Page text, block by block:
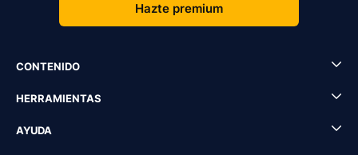
Hazte premium
CONTENIDO
HERRAMIENTAS
AYUDA